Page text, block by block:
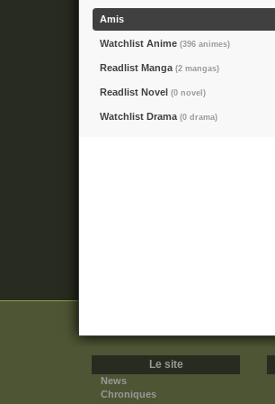
Amis
Watchlist Anime (396 animes)
Readlist Manga (2 mangas)
Readlist Novel (0 novel)
Watchlist Drama (0 drama)
Le site
News
Chroniques